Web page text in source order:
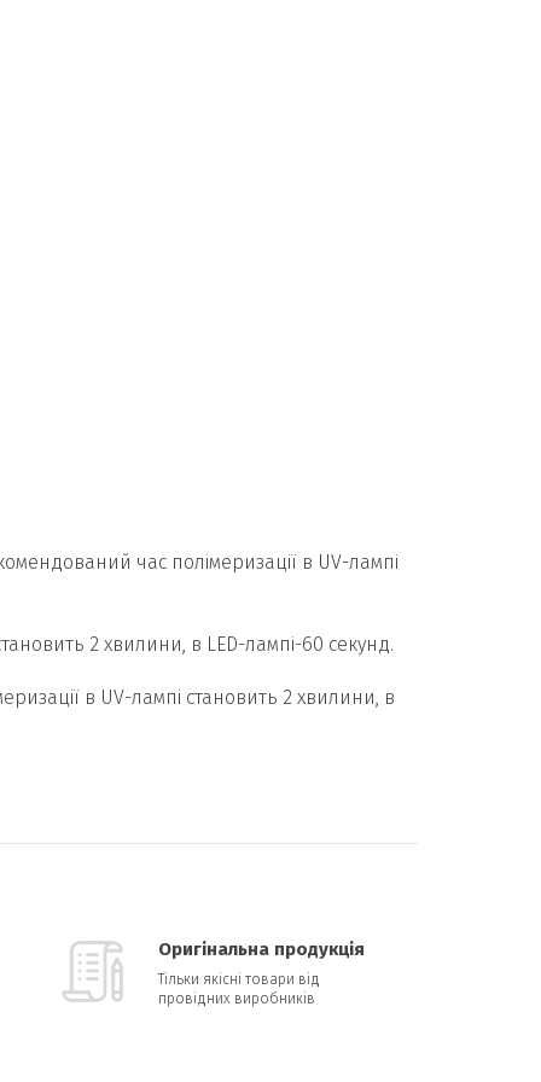
час полімеризації в UV-лампі
2 хвилини, в LED-лампі-60 секунд.
в UV-лампі становить 2 хвилини, в
Оригінальна продукція
Тільки якісні товари від
провідних виробників